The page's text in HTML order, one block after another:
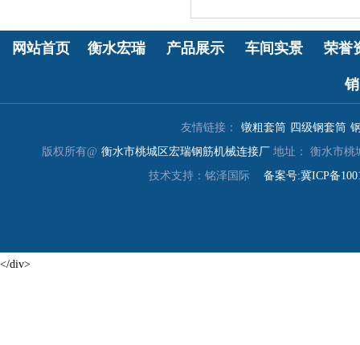
网站首页 衡水宏瑞 产品展示 车间实景 荣誉
销
友情链接： 镦粗套筒 四级钢套筒
版权所有@ 衡水市桃城区宏瑞钢筋机械连接厂 地址： 衡水市桃
技术支持：铭泽国际
备案号:冀ICP备
</div>